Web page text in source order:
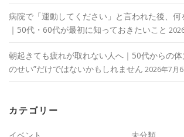
病院で「運動してください」と言われた後、何
｜50代・60代が最初に知っておきたいこと
朝起きても疲れが取れない人へ｜50代からの体
のせい”だけではないかもしれません 2026年7月6
カテゴリー
イベント 未分類